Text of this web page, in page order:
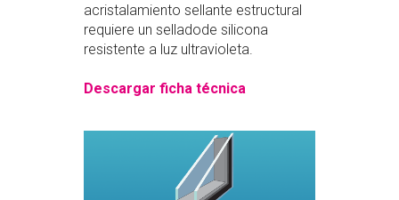
acristalamiento sellante estructural
requiere un selladode silicona
resistente a luz ultravioleta.
Descargar ficha técnica